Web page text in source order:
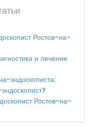
Ростов-на-
и лечение
эндоскописта:
Ростов-на-